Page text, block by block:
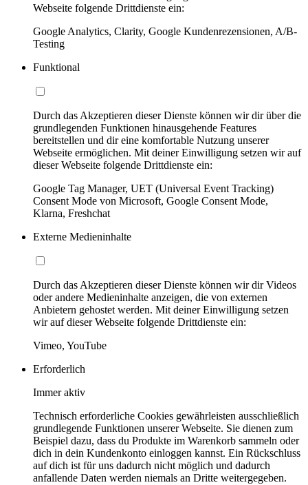
Webseite folgende Drittdienste ein:
Google Analytics, Clarity, Google Kundenrezensionen, A/B-
Testing
Funktional
Durch das Akzeptieren dieser Dienste können wir dir über die
grundlegenden Funktionen hinausgehende Features
bereitstellen und dir eine komfortable Nutzung unserer
Webseite ermöglichen. Mit deiner Einwilligung setzen wir auf
dieser Webseite folgende Drittdienste ein:
Google Tag Manager, UET (Universal Event Tracking)
Consent Mode von Microsoft, Google Consent Mode,
Klarna, Freshchat
Externe Medieninhalte
Durch das Akzeptieren dieser Dienste können wir dir Videos
oder andere Medieninhalte anzeigen, die von externen
Anbietern gehostet werden. Mit deiner Einwilligung setzen
wir auf dieser Webseite folgende Drittdienste ein:
Vimeo, YouTube
Erforderlich
Immer aktiv
Technisch erforderliche Cookies gewährleisten ausschließlich
grundlegende Funktionen unserer Webseite. Sie dienen zum
Beispiel dazu, dass du Produkte im Warenkorb sammeln oder
dich in dein Kundenkonto einloggen kannst. Ein Rückschluss
auf dich ist für uns dadurch nicht möglich und dadurch
anfallende Daten werden niemals an Dritte weitergegeben.